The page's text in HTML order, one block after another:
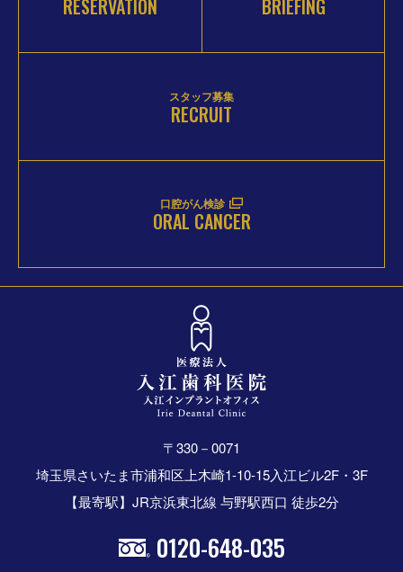
RESERVATION BRIEFING
スタッフ募集
RECRUIT
口腔がん検診
ORAL CANCER
〒330－0071
埼玉県さいたま市浦和区上木崎1-10-15入江ビル2F・3F
【最寄駅】JR京浜東北線 与野駅西口 徒歩2分
0120-648-035